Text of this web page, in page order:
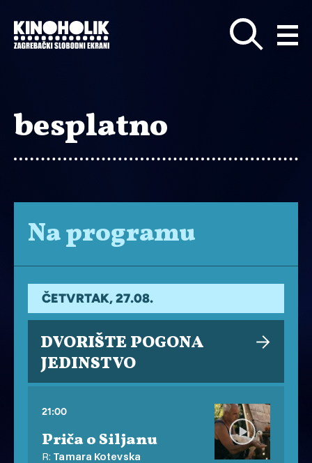
glavni
sadržaj
besplatno
Na programu
ČETVRTAK, 27.08.
DVORIŠTE POGONA
JEDINSTVO
21:00
Priča o Siljanu
R: Tamara Kotevska